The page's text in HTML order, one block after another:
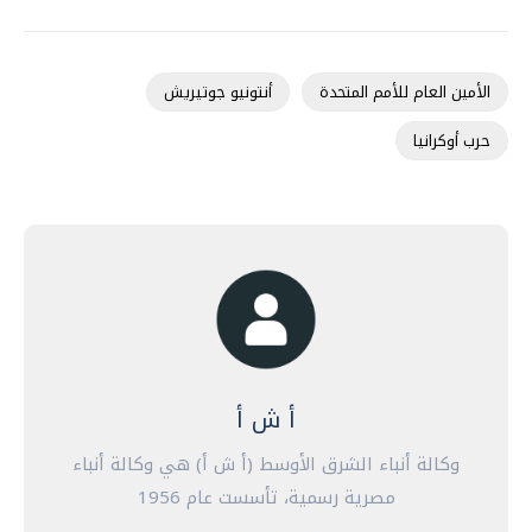
الأمين العام للأمم المتحدة
أنتونيو جوتيريش
حرب أوكرانيا
أ ش أ
وكالة أنباء الشرق الأوسط (أ ش أ) هي وكالة أنباء
مصرية رسمية، تأسست عام 1956